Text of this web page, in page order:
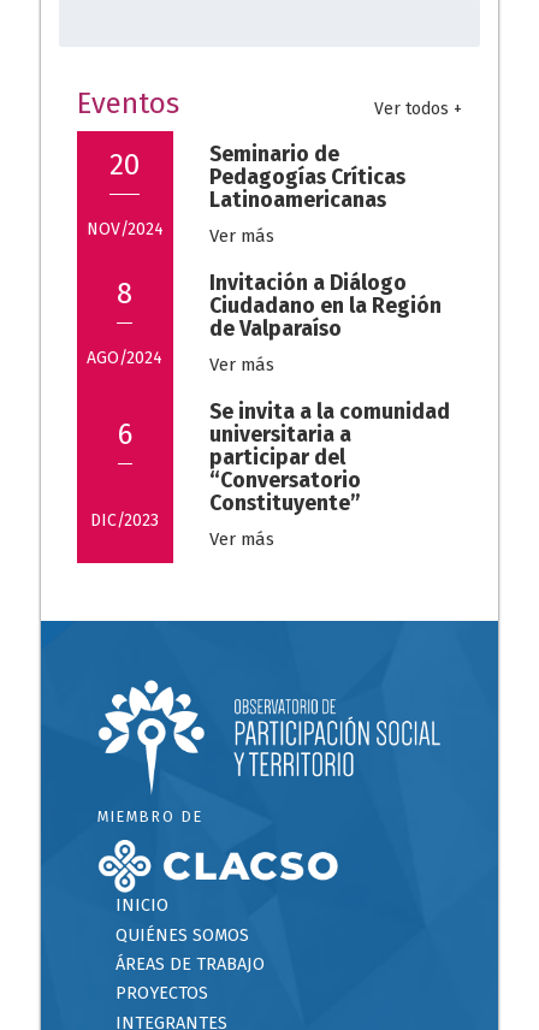
p
Eventos Ver todos +
20
NOV/2024
Seminario de
Pedagogías Críticas
Latinoamericanas
Ver más
8
AGO/2024
Invitación a Diálogo
Ciudadano en la Región
de Valparaíso
Ver más
6
DIC/2023
Se invita a la comunidad
universitaria a
participar del
“Conversatorio
Constituyente”
Ver más
MIEMBRO DE
INICIO
QUIÉNES SOMOS
ÁREAS DE TRABAJO
PROYECTOS
INTEGRANTES